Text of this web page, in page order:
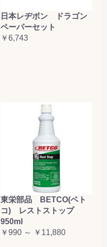
日本レヂボン ドラゴン
ペーパーセット
￥6,743
東栄部品 BETCO(ベト
コ) レストストップ
950ml
￥990 ～ ￥11,880